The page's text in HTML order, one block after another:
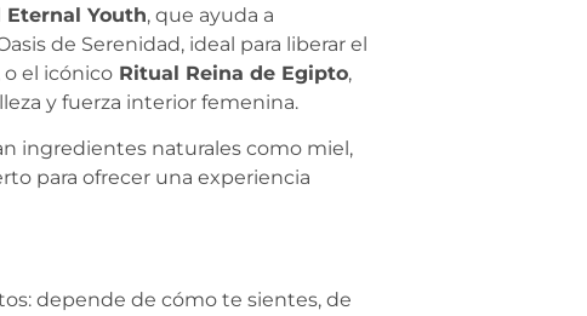
Youth, que ayuda a
de Serenidad, ideal para liberar el
el icónico Ritual Reina de Egipto,
y fuerza interior femenina.
ingredientes naturales como miel,
para ofrecer una experiencia
depende de cómo te sientes, de